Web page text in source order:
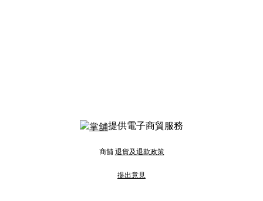
提供電子商貿服務
商舖 退貨及退款政策
提出意見